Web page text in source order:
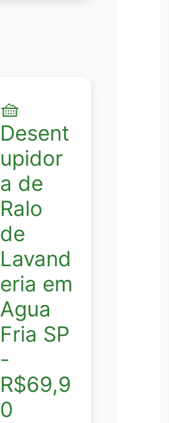
🧺
Desent
upidor
a de
Ralo
de
Lavand
eria em
Agua
Fria SP
-
R$69,9
0